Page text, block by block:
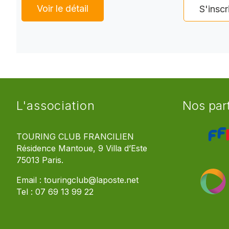
Voir le détail
L'association
TOURING CLUB FRANCILIEN
Résidence Mantoue, 9 Villa d’Este
75013 Paris.
Email : touringclub@laposte.net
Tel : 07 69 13 99 22
Nos